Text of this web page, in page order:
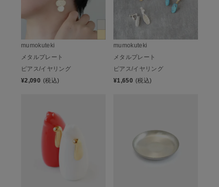
mumokuteki
メタルプレート
ピアス/イヤリング
¥2,090 (税込)
mumokuteki
メタルプレート
ピアス/イヤリング
¥1,650 (税込)